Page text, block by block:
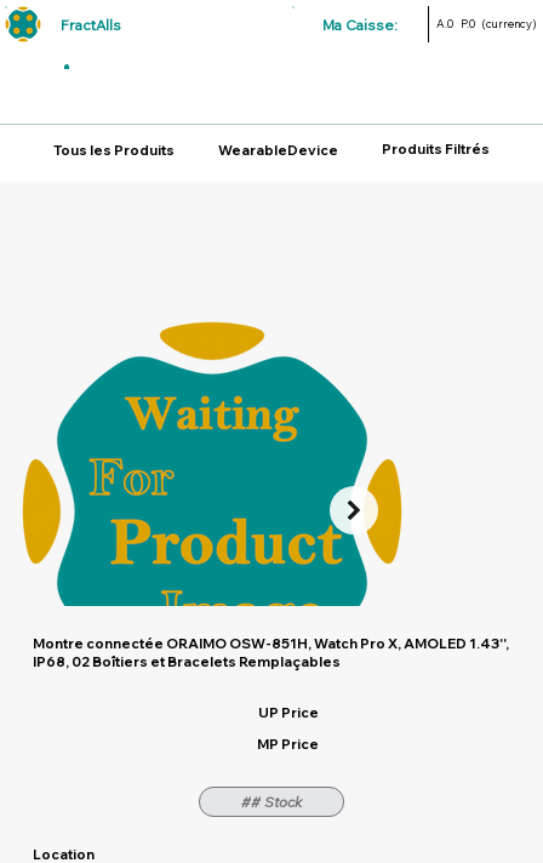
FractAlls Ma Caisse: A.0 P.0 (currency)
Tous les Produits WearableDevice Produits Filtrés
Montre connectée ORAIMO OSW-851H, Watch Pro X, AMOLED 1.43'',
IP68, 02 Boîtiers et Bracelets Remplaçables
UP Price
MP Price
## Stock
Location